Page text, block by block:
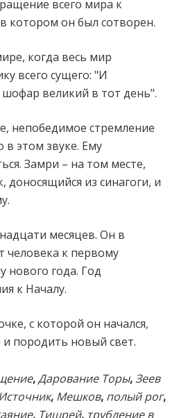
всего мира к
котором он был сотворен.
когда весь мир
всего сущего: "И
великий в тот день".
непобедимое стремление
этом звуке. Ему
Замри – на том месте,
доносящийся из синагоги, и
месяцев. Он в
человека к первому
нового года. Год
к Началу.
с которой он начался,
породить новый свет.
,Дарование Торы, Зеев
, Мешков, полый рог,
, Тишрей, трубление в